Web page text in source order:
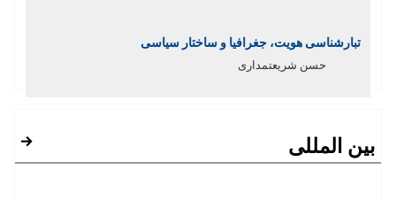
تبارشناسی هویت، جغرافیا و ساختار سیاسی
حسن شریعتمداری
بین المللی